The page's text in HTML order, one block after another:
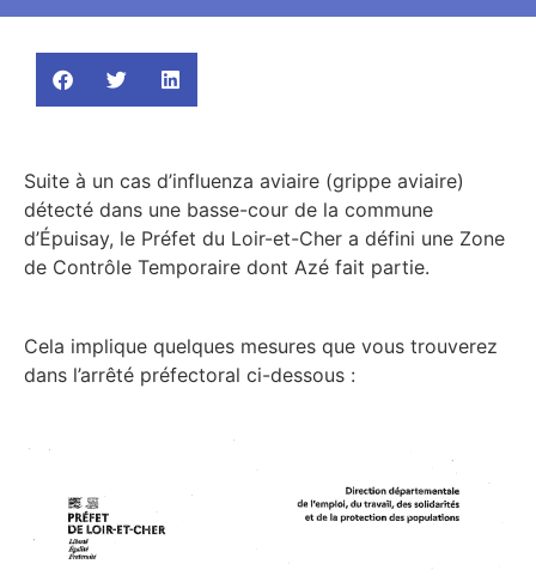
Suite à un cas d’influenza aviaire (grippe aviaire)
détecté dans une basse-cour de la commune
d’Épuisay, le Préfet du Loir-et-Cher a défini une Zone
de Contrôle Temporaire dont Azé fait partie.
Cela implique quelques mesures que vous trouverez
dans l’arrêté préfectoral ci-dessous :